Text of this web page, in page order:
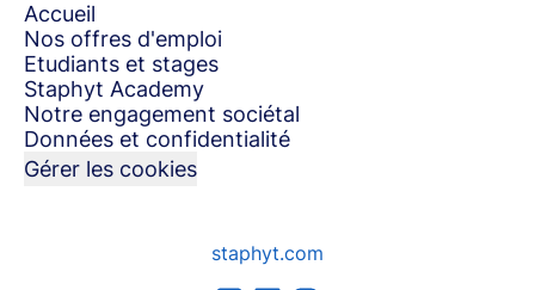
Accueil
Nos offres d'emploi
Etudiants et stages
Staphyt Academy
Notre engagement sociétal
Données et confidentialité
Gérer les cookies
staphyt.com